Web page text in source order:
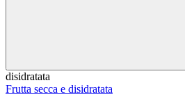
disidratata
Frutta secca e disidratata